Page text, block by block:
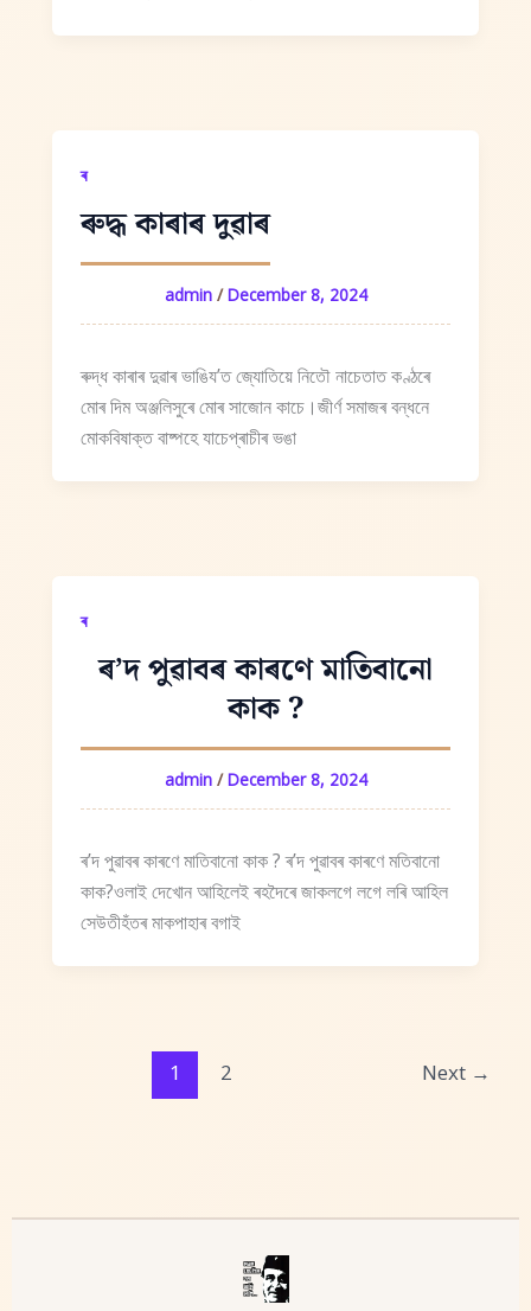
ৰ
ৰুদ্ধ কাৰাৰ দুৱাৰ
admin /December 8, 2024
ৰুদ্ধ কাৰাৰ দুৱাৰ ভাঙিযʼত জ্যোতিয়ে নিতৌ নাচেতাত কণ্ঠৰে
মোৰ দিম অঞ্জলিসুৰে মোৰ সাজোন কাচে।জীৰ্ণ সমাজৰ বন্ধনে
মোকবিষাক্ত বাষ্পহে যাচেপ্ৰাচীৰ ভঙা
ৰ
ৰ’দ পুৱাবৰ কাৰণে মাতিবানো
কাক ?
admin /December 8, 2024
ৰ’দ পুৱাবৰ কাৰণে মাতিবানো কাক ? ৰ’দ পুৱাবৰ কাৰণে মতিবানো
কাক?ওলাই দেখোন আহিলেই ৰহদৈৰে জাকলগে লগে লৰি আহিল
সেউতীহঁতৰ মাকপাহাৰ বগাই
1 2 Next →